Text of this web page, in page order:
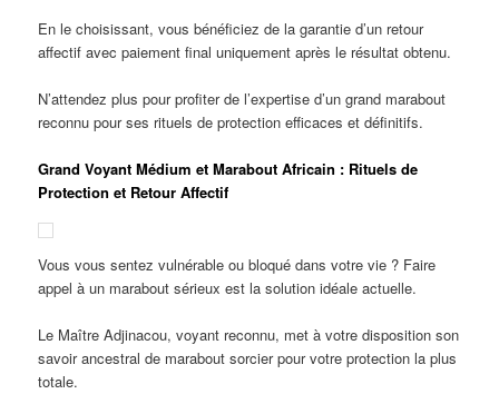
En le choisissant, vous bénéficiez de la garantie d’un retour
affectif avec paiement final uniquement après le résultat obtenu.
N’attendez plus pour profiter de l’expertise d’un grand marabout
reconnu pour ses rituels de protection efficaces et définitifs.
Grand Voyant Médium et Marabout Africain : Rituels de
Protection et Retour Affectif
Vous vous sentez vulnérable ou bloqué dans votre vie ? Faire
appel à un marabout sérieux est la solution idéale actuelle.
Le Maître Adjinacou, voyant reconnu, met à votre disposition son
savoir ancestral de marabout sorcier pour votre protection la plus
totale.